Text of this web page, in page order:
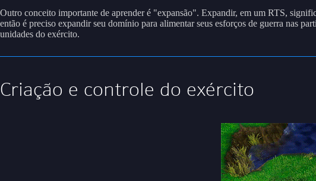
Outro conceito importante de aprender é "expansão". Expandir, em um RTS,
então é preciso expandir seu domínio para alimentar seus esforços de guerra nas
unidades do exército.
Criação e controle do exército